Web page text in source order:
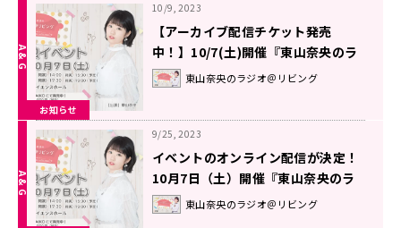
お知らせ
10/9, 2023
【アーカイブ配信チケット発売
中！】10/7(土)開催『東山奈央のラ
ジオ＠リビング』番組初イベント
東山奈央のラジオ＠リビング
9/25, 2023
イベントのオンライン配信が決定！
10月7日（土）開催『東山奈央のラ
ジオ＠リビング』番組初イベント
東山奈央のラジオ＠リビング